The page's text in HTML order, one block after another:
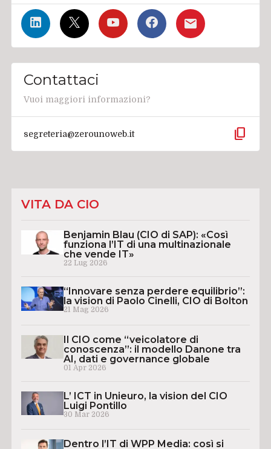
Contattaci
Vuoi maggiori informazioni?
segreteria@zerounoweb.it content_copy
VITA DA CIO
Benjamin Blau (CIO di SAP): «Così
funziona l’IT di una multinazionale
che vende IT»
22 Lug 2026
“Innovare senza perdere equilibrio”:
la vision di Paolo Cinelli, CIO di Bolton
21 Mag 2026
Il CIO come “veicolatore di
conoscenza”: il modello Danone tra
AI, dati e governance globale
01 Apr 2026
L’ ICT in Unieuro, la vision del CIO
Luigi Pontillo
30 Mar 2026
Dentro l’IT di WPP Media: così si